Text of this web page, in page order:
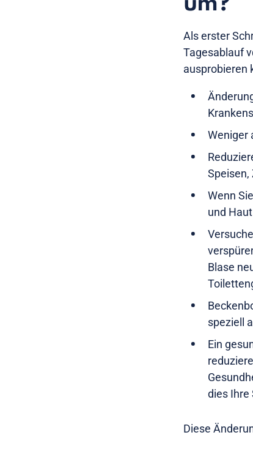
Als erster
Tagesablauf
ausprobieren
Weniger
Speisen,
Wenn
und
Blase
speziell
Ein
dies Ihre
Diese